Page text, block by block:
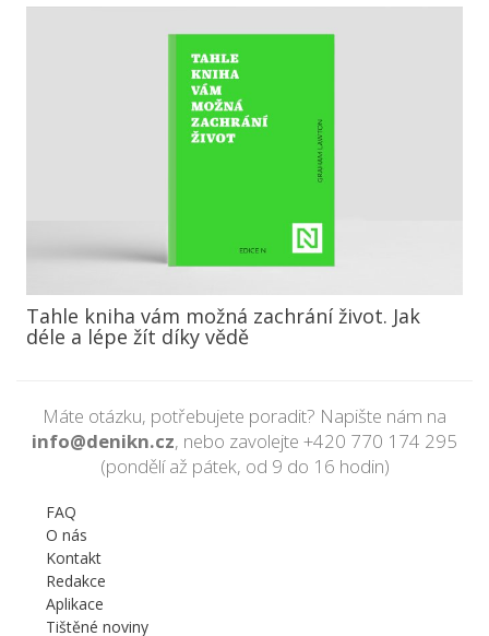
Tahle kniha vám možná zachrání život. Jak
déle a lépe žít díky vědě
Máte otázku, potřebujete poradit? Napište nám na
info@denikn.cz, nebo zavolejte +420 770 174 295
(pondělí až pátek, od 9 do 16 hodin)
FAQ
O nás
Kontakt
Redakce
Aplikace
Tištěné noviny